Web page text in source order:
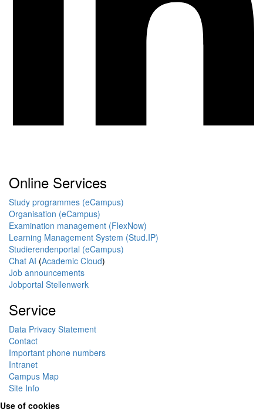
Online Services
Study programmes (eCampus)
Organisation (eCampus)
Examination management (FlexNow)
Learning Management System (Stud.IP)
Studierendenportal (eCampus)
Chat AI (Academic Cloud)
Job announcements
Jobportal Stellenwerk
Service
Data Privacy Statement
Contact
Important phone numbers
Intranet
Campus Map
Site Info
Use of cookies